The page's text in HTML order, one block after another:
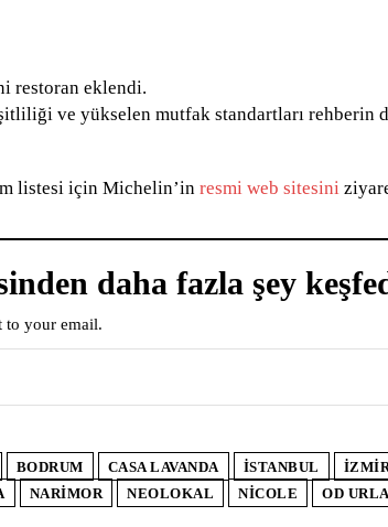
restoran eklendi.
ve yükselen mutfak standartları rehberin
listesi için Michelin’in resmi web sitesini
daha fazla şey
to your email.
BODRUM CASA LAVANDA ISTANBUL
NARIMOR NEOLOKAL NICOLE OD